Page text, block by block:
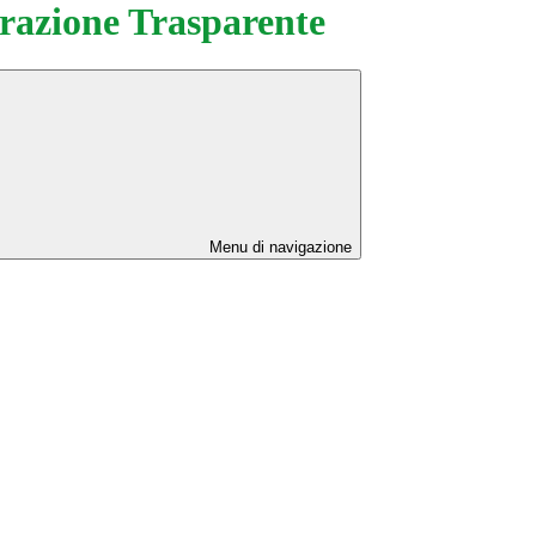
Trasparente
Menu di navigazione